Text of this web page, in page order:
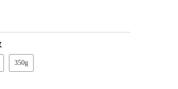
350g